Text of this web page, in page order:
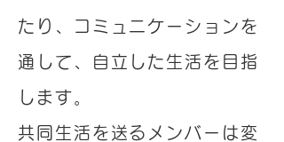
たり、コミュニケーションを
通して、自立した生活を目指
します。
共同生活を送るメンバーは変